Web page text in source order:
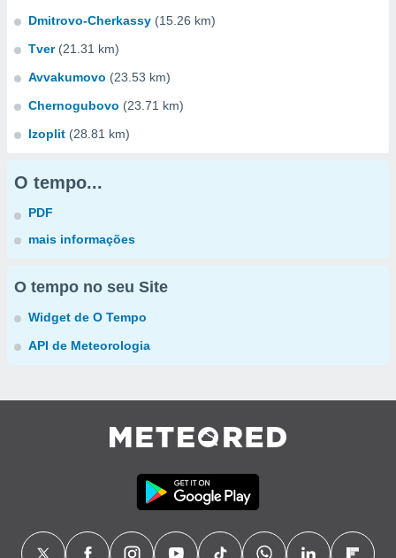
Dmitrovo-Cherkassy (15.26 km)
Tver (21.31 km)
Avvakumovo (23.53 km)
Chernogubovo (23.71 km)
Izoplit (28.81 km)
O tempo...
PDF
mais informações
O tempo no seu Site
Widget de O Tempo
API de Meteorologia